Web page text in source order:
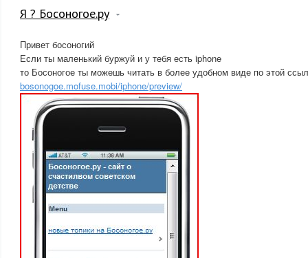
Я ? Босоногое.ру
Привет босоногий
Если ты маленький буржуй и у тебя есть iphone
то Босоногое ты можешь читать в более удобном виде по этой
bosonogoe.mofuse.mobi/iphone/preview/